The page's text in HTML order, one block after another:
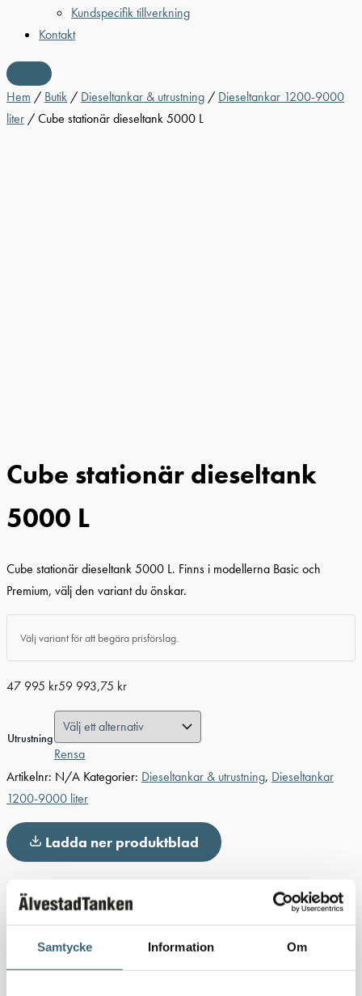
Samtycke Information Om
Kundspecifik tillverkning
Kontakt
Hem / Butik / Dieseltankar & utrustning / Dieseltankar 1200-9000
liter / Cube stationär dieseltank 5000 L
Cube stationär dieseltank
5000 L
Cube stationär dieseltank 5000 L. Finns i modellerna Basic och
Premium, välj den variant du önskar.
Välj variant för att begära prisförslag.
47 995 kr59 993,75 kr
Utrustning
Rensa
Artikelnr: N/A Kategorier: Dieseltankar & utrustning, Dieseltankar
1200-9000 liter
Ladda ner produktblad
Detaljerad beskrivning
Cube stationär dieseltank 5000 Lmed dubbelväggig
konstruktion kombinerar den smart design med hög funktionalitet.
Tanken är framtagen för att klara tuffa förhållanden och passar